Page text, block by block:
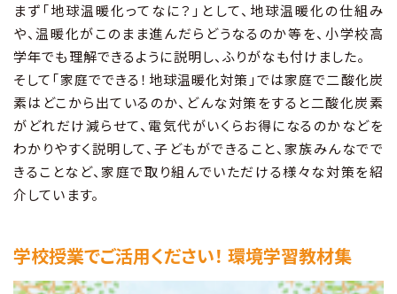
まず「地球温暖化ってなに？」として、地球温暖化の仕組み
や、温暖化がこのまま進んだらどうなるのか等を、小学校高
学年でも理解できるように説明し、ふりがなも付けました。
そして「家庭でできる！地球温暖化対策」では家庭で二酸化炭
素はどこから出ているのか、どんな対策をすると二酸化炭素
がどれだけ減らせて、電気代がいくらお得になるのかなどを
わかりやすく説明して、子どもができること、家族みんなでで
きることなど、家庭で取り組んでいただける様々な対策を紹
介しています。
学校授業でご活用ください！ 環境学習教材集